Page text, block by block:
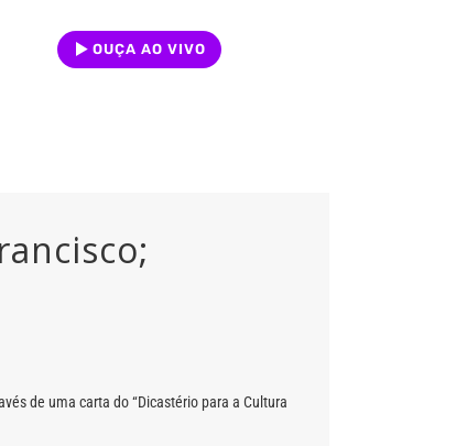
OUÇA AO VIVO
de uma carta do “Dicastério para a Cultura